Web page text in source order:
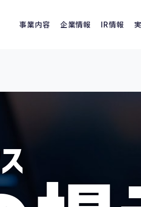
事業内容 企業情報 IR情報